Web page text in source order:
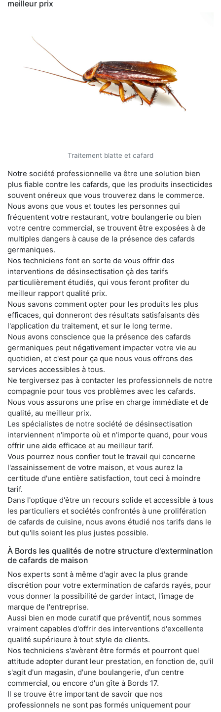
meilleur prix
Traitement blatte et cafard
Notre société professionnelle va être une solution bien
plus fiable contre les cafards, que les produits insecticides
souvent onéreux que vous trouverez dans le commerce.
Nous avons que vous et toutes les personnes qui
fréquentent votre restaurant, votre boulangerie ou bien
votre centre commercial, se trouvent être exposées à de
multiples dangers à cause de la présence des cafards
germaniques.
Nos techniciens font en sorte de vous offrir des
interventions de désinsectisation çà des tarifs
particulièrement étudiés, qui vous feront profiter du
meilleur rapport qualité prix.
Nous savons comment opter pour les produits les plus
efficaces, qui donneront des résultats satisfaisants dès
l'application du traitement, et sur le long terme.
Nous avons conscience que la présence des cafards
germaniques peut négativement impacter votre vie au
quotidien, et c'est pour ça que nous vous offrons des
services accessibles à tous.
Ne tergiversez pas à contacter les professionnels de notre
compagnie pour tous vos problèmes avec les cafards.
Nous vous assurons une prise en charge immédiate et de
qualité, au meilleur prix.
Les spécialistes de notre société de désinsectisation
interviennent n'importe où et n'importe quand, pour vous
offrir une aide efficace et au meilleur tarif.
Vous pourrez nous confier tout le travail qui concerne
l'assainissement de votre maison, et vous aurez la
certitude d'une entière satisfaction, tout ceci à moindre
tarif.
Dans l'optique d'être un recours solide et accessible à tous
les particuliers et sociétés confrontés à une prolifération
de cafards de cuisine, nous avons étudié nos tarifs dans le
but qu'ils soient les plus justes possible.
À Bords les qualités de notre structure d'extermination
de cafards de maison
Nos experts sont à même d'agir avec la plus grande
discrétion pour votre extermination de cafards rayés, pour
vous donner la possibilité de garder intact, l'image de
marque de l'entreprise.
Aussi bien en mode curatif que préventif, nous sommes
vraiment capables d'offrir des interventions d'excellente
qualité supérieure à tout style de clients.
Nos techniciens s'avèrent être formés et pourront quel
attitude adopter durant leur prestation, en fonction de, qu'il
s'agit d'un magasin, d'une boulangerie, d'un centre
commercial, ou encore d'un gîte à Bords 17.
Il se trouve être important de savoir que nos
professionnels ne sont pas formés uniquement pour